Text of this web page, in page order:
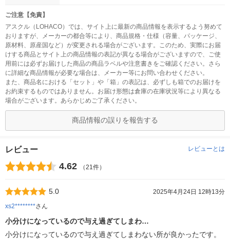
ご注意【免責】
アスクル（LOHACO）では、サイト上に最新の商品情報を表示するよう努めて
おりますが、メーカーの都合等により、商品規格・仕様（容量、パッケージ、
原材料、原産国など）が変更される場合がございます。このため、実際にお届
けする商品とサイト上の商品情報の表記が異なる場合がございますので、ご使
用前には必ずお届けした商品の商品ラベルや注意書きをご確認ください。さら
に詳細な商品情報が必要な場合は、メーカー等にお問い合わせください。
また、商品名における「セット」や「箱」の表記は、必ずしも箱でのお届けを
お約束するものではありません。お届け形態は倉庫の在庫状況等により異なる
場合がございます。あらかじめご了承ください。
商品情報の誤りを報告する
レビュー レビューとは
4.62 （21件）
5.0
2025年4月24日 12時13分
xs2********さん
小分けになっているので与え過ぎてしまわ…
小分けになっているので与え過ぎてしまわない所が良かったです。